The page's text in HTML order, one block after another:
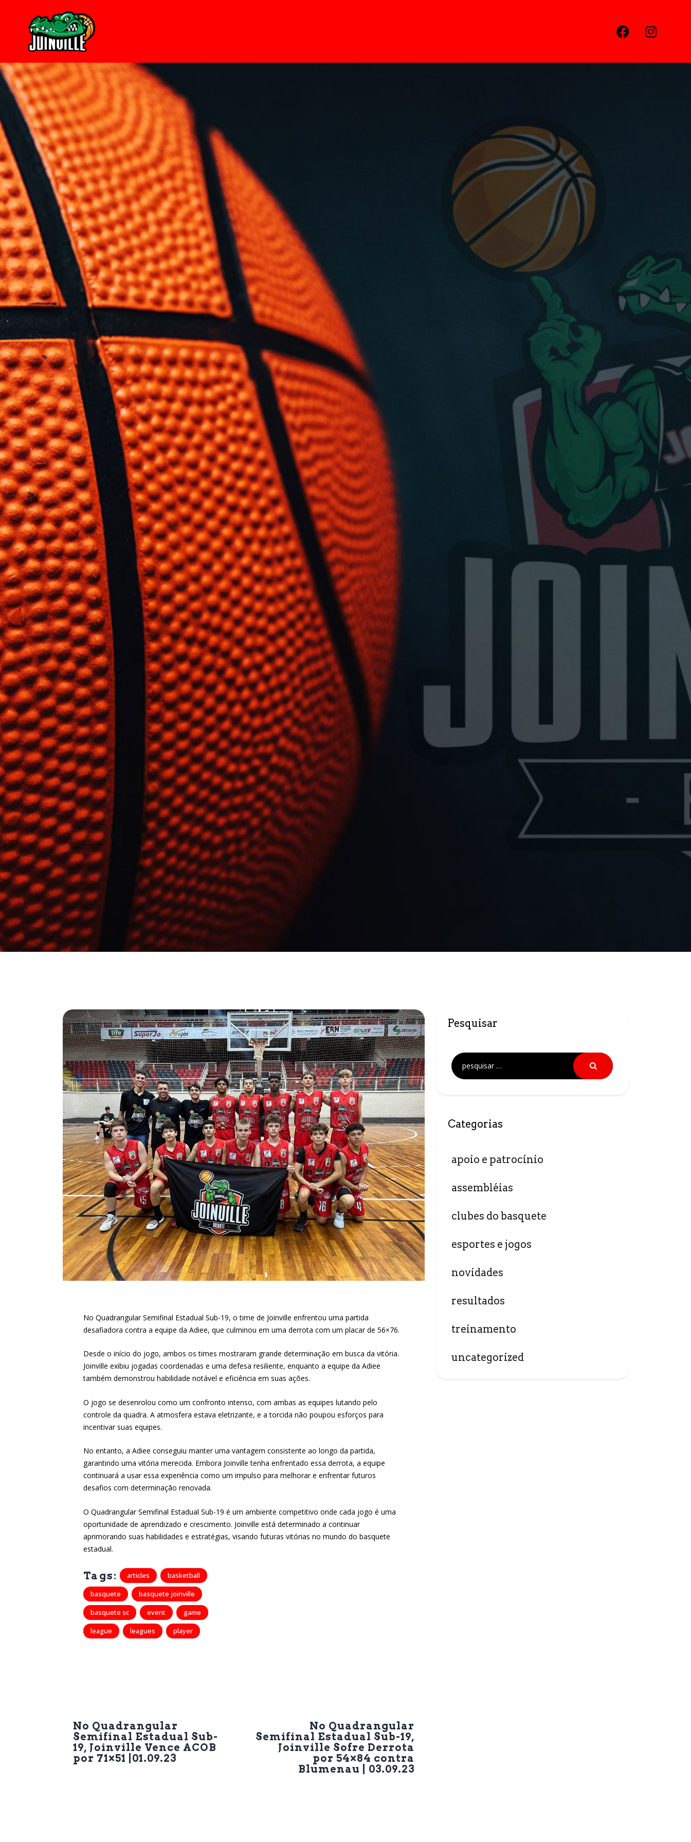
Contato
No Quadrangular Semifinal Estadual Sub-19, o time de Joinville enfrentou uma partida
desafiadora contra a equipe da Adiee, que culminou em uma derrota com um placar de 56×76.
Desde o início do jogo, ambos os times mostraram grande determinação em busca da vitória.
Joinville exibiu jogadas coordenadas e uma defesa resiliente, enquanto a equipe da Adiee
também demonstrou habilidade notável e eficiência em suas ações.
O jogo se desenrolou como um confronto intenso, com ambas as equipes lutando pelo
controle da quadra. A atmosfera estava eletrizante, e a torcida não poupou esforços para
incentivar suas equipes.
No entanto, a Adiee conseguiu manter uma vantagem consistente ao longo da partida,
garantindo uma vitória merecida. Embora Joinville tenha enfrentado essa derrota, a equipe
continuará a usar essa experiência como um impulso para melhorar e enfrentar futuros
desafios com determinação renovada.
O Quadrangular Semifinal Estadual Sub-19 é um ambiente competitivo onde cada jogo é uma
oportunidade de aprendizado e crescimento. Joinville está determinado a continuar
aprimorando suas habilidades e estratégias, visando futuras vitórias no mundo do basquete
estadual.
Tags: articles
basketball
basquete
basquete joinville
basquete sc
event
game
league
leagues player
No Quadrangular
Semifinal Estadual Sub-
19, Joinville Vence ACOB
por 71×51 |01.09.23
No Quadrangular
Semifinal Estadual Sub-19,
Joinville Sofre Derrota
por 54×84 contra
Blumenau | 03.09.23
Pesquisar
Categorias
apoio e patrocínio
assembléias
clubes do basquete
esportes e jogos
novidades
resultados
treinamento
uncategorized